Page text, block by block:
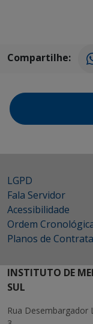
Compartilhe:
LGPD
Fala Servidor
Acessibilidade
Ordem
Planos de
INSTITUTO DE
SUL
Rua